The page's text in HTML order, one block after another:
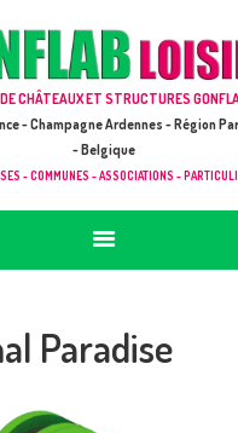
CHÂTEAUX ET STRUCTURES
- Champagne Ardennes - Région
- Belgique
- COMMUNES - ASSOCIATIONS -
LOISIRS
& PRESTATIONS
/ TARIF
DEVIS (SOUS 24H)
Paradise